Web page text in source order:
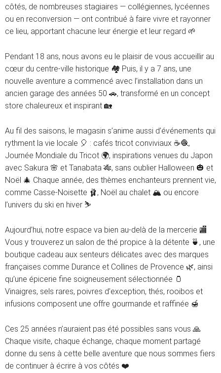
côtés, de nombreuses stagiaires — collégiennes, lycéennes
ou en reconversion — ont contribué à faire vivre et rayonner
ce lieu, apportant chacune leur énergie et leur regard 🌱
Pendant 18 ans, nous avons eu le plaisir de vous accueillir au
cœur du centre-ville historique 🏘️ Puis, il y a 7 ans, une
nouvelle aventure a commencé avec l’installation dans un
ancien garage des années 50 🚗, transformé en un concept
store chaleureux et inspirant 🏡
Au fil des saisons, le magasin s’anime aussi d’événements qui
rythment la vie locale 🎈 : cafés tricot conviviaux ☕🧶,
Journée Mondiale du Tricot 🌍, inspirations venues du Japon
avec Sakura 🌸 et Tanabata 🎋, sans oublier Halloween 🎃 et
Noël 🎄 Chaque année, des thèmes enchanteurs prennent vie,
comme Casse-Noisette 🩰, Noël au chalet 🏔️ ou encore
l’univers du ski en hiver ⛷️
Aujourd’hui, notre espace va bien au-delà de la mercerie 🏬
Vous y trouverez un salon de thé propice à la détente 🍵, une
boutique cadeau aux senteurs délicates avec des marques
françaises comme Durance et Collines de Provence 🌿, ainsi
qu’une épicerie fine soigneusement sélectionnée 🫙
Vinaigres, sels rares, poivres d’exception, thés, rooibos et
infusions composent une offre gourmande et raffinée 🍯
Ces 25 années n’auraient pas été possibles sans vous 🙏
Chaque visite, chaque échange, chaque moment partagé
donne du sens à cette belle aventure que nous sommes fiers
de continuer à écrire à vos côtés ❤️